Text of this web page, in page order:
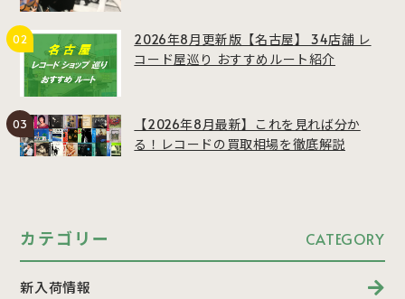
2026年8月更新版【名古屋】 34店舗 レ
コード屋巡り おすすめルート紹介
【2026年8月最新】これを見れば分か
る！レコードの買取相場を徹底解説
カテゴリー CATEGORY
新入荷情報